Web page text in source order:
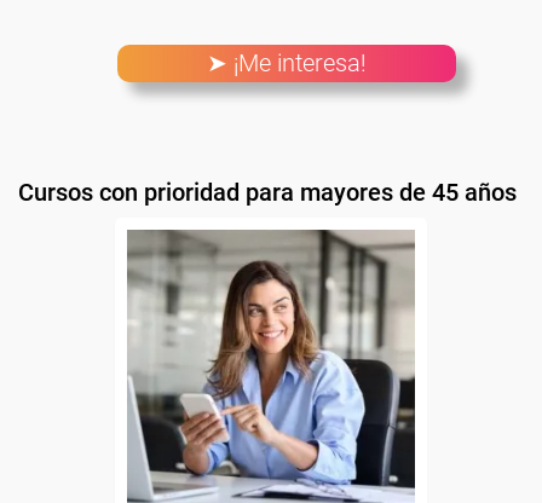
➤ ¡Me interesa!
Cursos con prioridad para mayores de 45 años